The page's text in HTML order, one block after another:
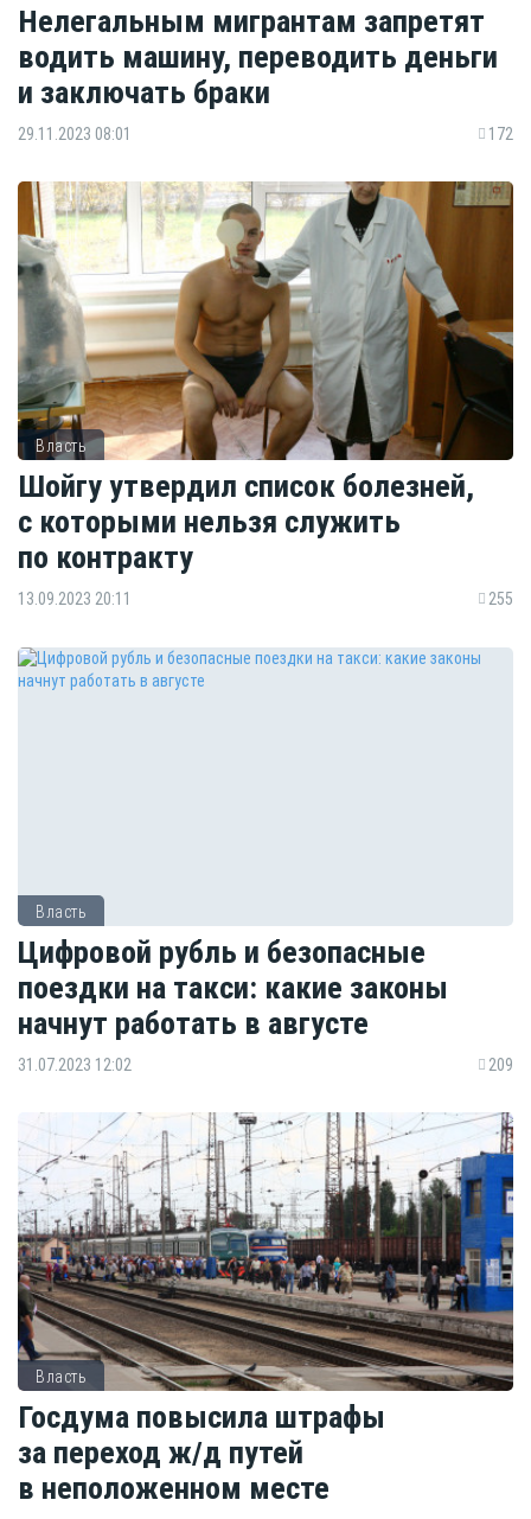
Нелегальным мигрантам запретят
водить машину, переводить деньги
и заключать браки
29.11.2023 08:01 172
Власть
Шойгу утвердил список болезней,
с которыми нельзя служить
по контракту
13.09.2023 20:11 255
Власть
Цифровой рубль и безопасные
поездки на такси: какие законы
начнут работать в августе
31.07.2023 12:02 209
Власть
Госдума повысила штрафы
за переход ж/д путей
в неположенном месте